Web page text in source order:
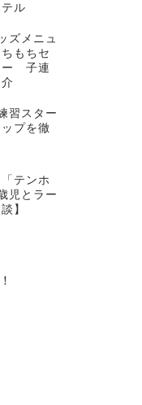
ル
ズメニュ
もちセ
ー 子連
習スター
プを徹
テンホ
児とラー
】